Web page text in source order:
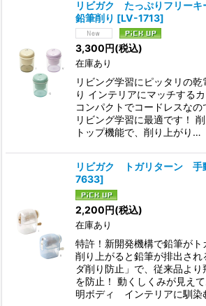
リビガク たっぷりフリー
鉛筆削り [LV-1713]
3,300 円(税込)
在庫あり
リビング学習にピッタリの乾
り インテリアにマッチする
コンパクトでコードレスな
リビング学習に最適です！
トップ機能で、削り上がり…
リビガク トガリターン 手
7633]
2,200円(税込)
在庫あり
特許！新開発機構で鉛筆がト
削り上がると鉛筆が排出され
ダ削り防止」で、従来品より
を防止！ 動くしくみが見え
明ボディ インテリアに馴染